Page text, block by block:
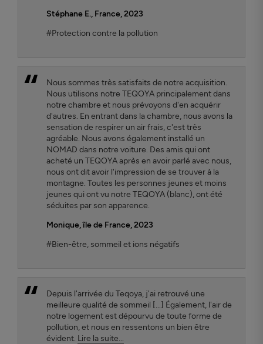
Stéphane E., France, 2023
#Protection contre la pollution
Nous sommes très satisfaits de notre acquisition.
Nous utilisons notre TEQOYA principalement dans
notre chambre et nous prévoyons d'en acquérir
d'autres. En entrant dans la chambre, nous avons la
sensation de respirer un air frais, c'est très
agréable. Nous avons également installé un
NOMAD dans notre voiture. Des amis qui ont
acheté un TEQOYA après en avoir parlé avec nous,
nous ont dit avoir l'impression de se trouver à la
montagne. Toutes les personnes jeunes et moins
jeunes qui ont vu notre TEQOYA (blanc), ont été
séduites par son apparence.
Monique, île de France, 2023
#Bien-être, sommeil et ions négatifs
Depuis l'arrivée du Teqoya, j'ai retrouvé une
meilleure qualité de sommeil [...] Également, l'air de
notre logement est dépourvu de toute forme de
pollution, et nous en ressentons un bien être
évident. Lire la suite...